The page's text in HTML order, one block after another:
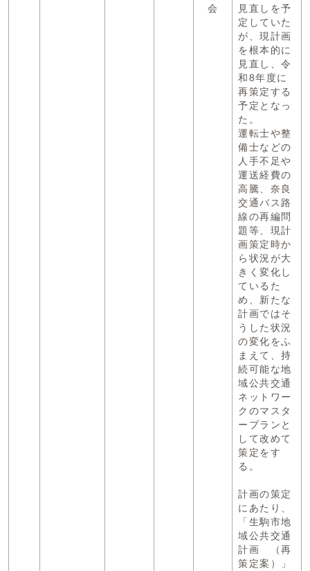
会
見直しを予
定していた
が、現計画
を根本的に
見直し、令
和8年度に
再策定する
予定となっ
た。
運転士や整
備士などの
人手不足や
運送経費の
高騰、奈良
交通バス路
線の再編問
題等、現計
画策定時か
ら状況が大
きく変化し
ているた
め、新たな
計画ではそ
うした状況
の変化をふ
まえて、持
続可能な地
域公共交通
ネットワー
クのマスタ
ープランと
して改めて
策定をす
る。
計画の策定
にあたり、
「生駒市地
域公共交通
計画 （再
策定案）」